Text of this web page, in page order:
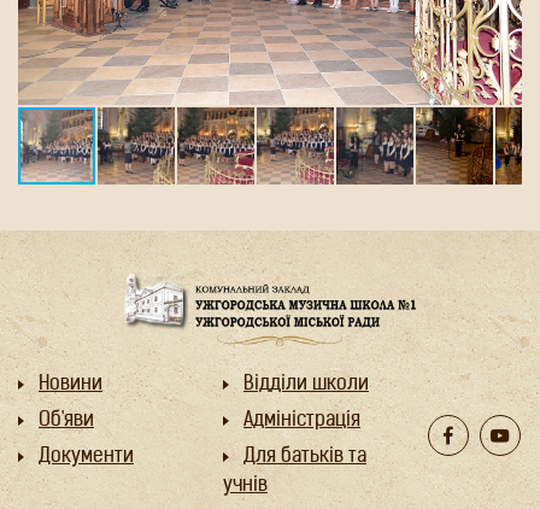
Новини
Об'яви
Документи
Відділи школи
Адміністрація
Для батьків та
учнів